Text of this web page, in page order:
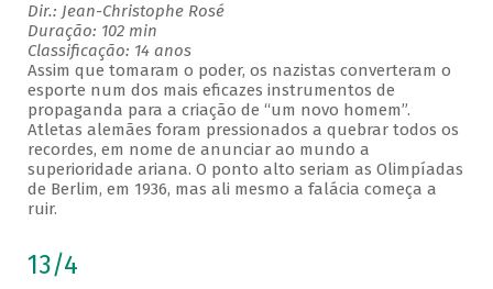
Dir.: Jean-Christophe Rosé
Duração: 102 min
Classificação: 14 anos
Assim que tomaram o poder, os nazistas converteram o
esporte num dos mais eficazes instrumentos de
propaganda para a criação de “um novo homem”.
Atletas alemães foram pressionados a quebrar todos os
recordes, em nome de anunciar ao mundo a
superioridade ariana. O ponto alto seriam as Olimpíadas
de Berlim, em 1936, mas ali mesmo a falácia começa a
ruir.
13/4